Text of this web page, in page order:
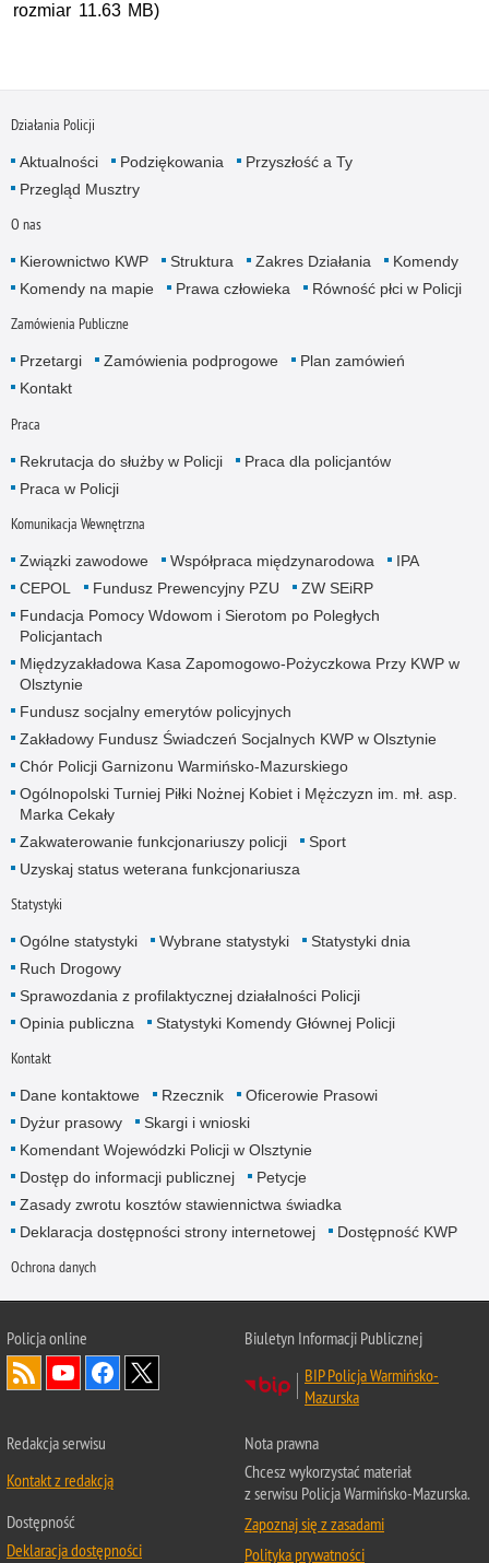
rozmiar 11.63 MB)
Działania Policji
Aktualności Podziękowania
Przyszłość a Ty
Przegląd Musztry
O nas
Kierownictwo KWP Struktura Zakres Działania
Komendy
Komendy na mapie
Prawa człowieka Równość płci w Policji
Zamówienia Publiczne
Przetargi Zamówienia podprogowe
Plan zamówień
Kontakt
Praca
Rekrutacja do służby w Policji
Praca dla policjantów
Praca w Policji
Komunikacja Wewnętrzna
Związki zawodowe Współpraca międzynarodowa
IPA
CEPOL
Fundusz Prewencyjny PZU
ZW SEiRP
Fundacja Pomocy Wdowom i Sierotom po Poległych
Policjantach
Międzyzakładowa Kasa Zapomogowo-Pożyczkowa Przy KWP w
Olsztynie
Fundusz socjalny emerytów policyjnych
Zakładowy Fundusz Świadczeń Socjalnych KWP w Olsztynie
Chór Policji Garnizonu Warmińsko-Mazurskiego
Ogólnopolski Turniej Piłki Nożnej Kobiet i Mężczyzn im. mł. asp.
Marka Cekały
Zakwaterowanie funkcjonariuszy policji
Sport
Uzyskaj status weterana funkcjonariusza
Statystyki
Ogólne statystyki Wybrane statystyki
Statystyki dnia
Ruch Drogowy
Sprawozdania z profilaktycznej działalności Policji
Opinia publiczna
Statystyki Komendy Głównej Policji
Kontakt
Dane kontaktowe Rzecznik
Oficerowie Prasowi
Dyżur prasowy
Skargi i wnioski
Komendant Wojewódzki Policji w Olsztynie
Dostęp do informacji publicznej
Petycje
Zasady zwrotu kosztów stawiennictwa świadka
Deklaracja dostępności strony internetowej
Dostępność KWP
Ochrona danych
Policja online
Biuletyn Informacji Publicznej
BIP Policja Warmińsko-
Mazurska
Redakcja serwisu
Kontakt z redakcją
Dostępność
Deklaracja dostępności
Nota prawna
Chcesz wykorzystać materiał
z serwisu Policja Warmińsko-Mazurska.
Zapoznaj się z zasadami
Polityka prywatności